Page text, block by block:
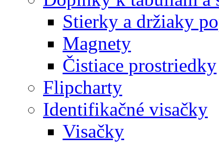
Stierky a držiaky
Magnety
Čistiace prostriedky
Flipcharty
Identifikačné visačky
Visačky